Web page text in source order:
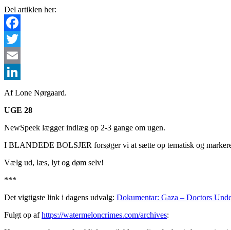
Del artiklen her:
Facebook
Twitter
Email
LinkedIn
Af Lone Nørgaard.
UGE 28
NewSpeek lægger indlæg op 2-3 gange om ugen.
I BLANDEDE BOLSJER forsøger vi at sætte op tematisk og
Vælg ud, læs, lyt og døm selv!
***
Det vigtigste link i dagens udvalg: Dokumentar: Gaza – Doctors
Fulgt op afhttps://watermeloncrimes.com/archives: